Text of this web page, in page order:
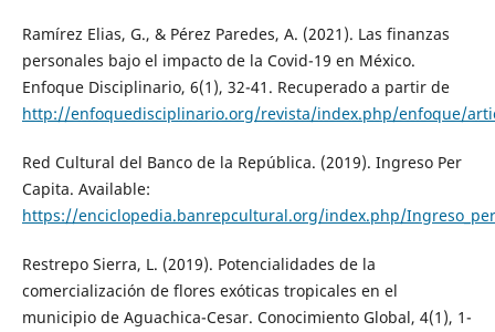
Ramírez Elias, G., & Pérez Paredes, A. (2021). Las finanzas
personales bajo el impacto de la Covid-19 en México.
Enfoque Disciplinario, 6(1), 32-41. Recuperado a partir de
http://enfoquedisciplinario.org/revista/index.php/enfoque/
Red Cultural del Banco de la República. (2019). Ingreso Per
Capita. Available:
https://enciclopedia.banrepcultural.org/index.php/
Restrepo Sierra, L. (2019). Potencialidades de la
comercialización de flores exóticas tropicales en el
municipio de Aguachica-Cesar. Conocimiento Global, 4(1), 1-